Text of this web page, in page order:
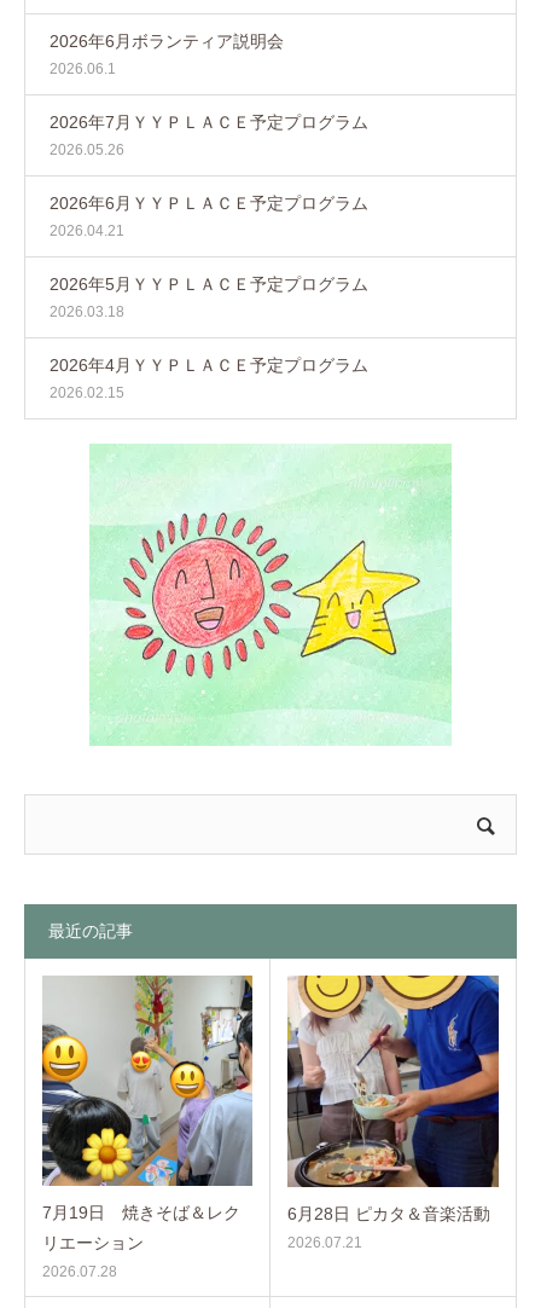
2026年6月ボランティア説明会
2026.06.1
2026年7月ＹＹＰＬＡＣＥ予定プログラム
2026.05.26
2026年6月ＹＹＰＬＡＣＥ予定プログラム
2026.04.21
2026年5月ＹＹＰＬＡＣＥ予定プログラム
2026.03.18
2026年4月ＹＹＰＬＡＣＥ予定プログラム
2026.02.15
最近の記事
7月19日 焼きそば＆レク
リエーション
2026.07.28
6月28日 ピカタ＆音楽活動
2026.07.21